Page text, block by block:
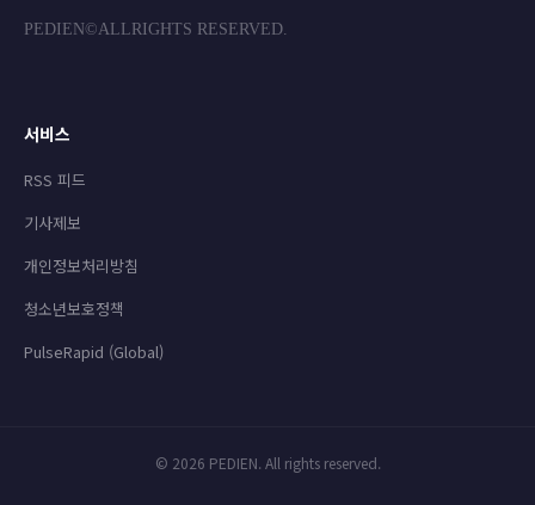
PEDIEN©ALLRIGHTS RESERVED.
서비스
RSS 피드
기사제보
개인정보처리방침
청소년보호정책
PulseRapid (Global)
© 2026 PEDIEN. All rights reserved.